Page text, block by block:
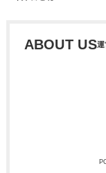
ABOUT US